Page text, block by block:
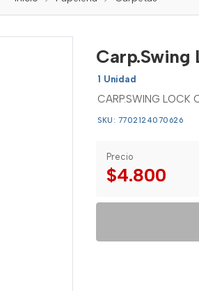
Carp.Swing
1 Unidad
CARP.SWING LOCK
SKU: 7702124070626
Precio
$4.800